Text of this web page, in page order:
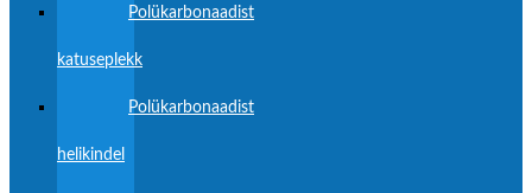
Polükarbonaadist
katuseplekk
Polükarbonaadist
helikindel